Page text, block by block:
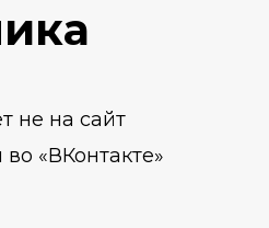
не на сайт
«ВКонтакте»